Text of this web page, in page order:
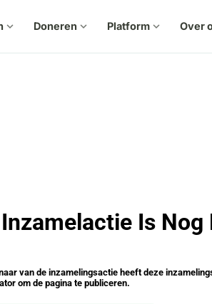
expand_more Doneren expand_more Platform expand_more Over
Is
van de inzamelingsactie heeft deze
om de pagina te publiceren.